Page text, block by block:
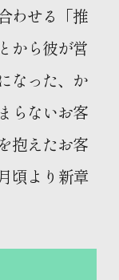
わせる「推
から彼が営
なった、か
らないお客
抱えたお客
頃より新章